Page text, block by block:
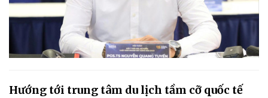
Hướng tới trung tâm du lịch tầm cỡ quốc tế